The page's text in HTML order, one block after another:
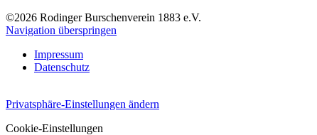
©2026 Rodinger Burschenverein 1883 e.V.
Navigation überspringen
Impressum
Datenschutz
Privatsphäre-Einstellungen ändern
Cookie-Einstellungen